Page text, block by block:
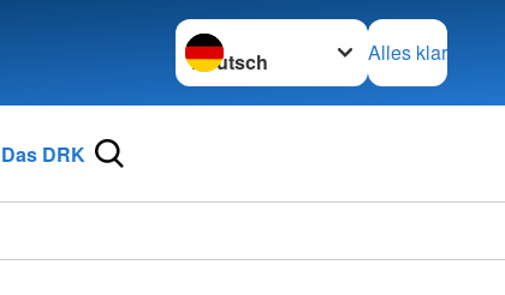
Sprache wechseln zu
Alles klar
Das DRK